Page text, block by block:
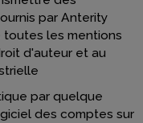
par Anterity
les mentions
d'auteur et au
par quelque
des comptes sur